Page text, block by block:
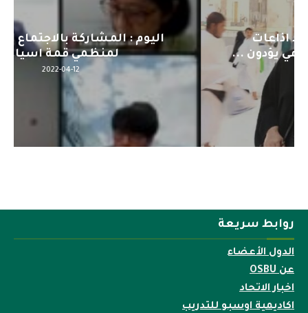
اليوم : المشاركة بالاجتماع التحضيري
لمنظمي قمة اسيا...
2022-04-12
روابط سريعة
الدول الأعضاء
عن OSBU
اخبار الاتحاد
اكاديمية اوسبو للتدريب